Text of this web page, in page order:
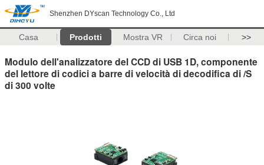
Shenzhen DYscan Technology Co., Ltd
Casa Prodotti Mostra VR Circa noi >>
Modulo dell'analizzatore del CCD di USB 1D, componente
del lettore di codici a barre di velocità di decodifica di /S
di 300 volte